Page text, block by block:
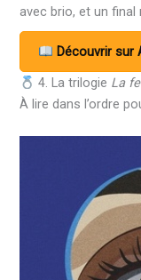
avec brio, et un final
Découvrir sur
4. La trilogie La
À lire dans l’ordre